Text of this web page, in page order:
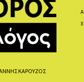
ΚΑΡΟΥΖΟΣ